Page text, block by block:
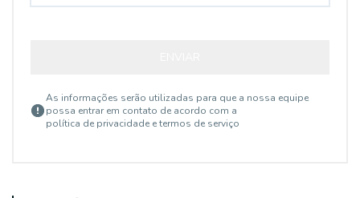
As informações serão utilizadas para que a nossa equipe
possa entrar em contato de acordo com a
política de privacidade e termos de serviço